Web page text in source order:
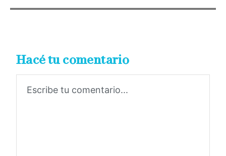
Hacé tu comentario